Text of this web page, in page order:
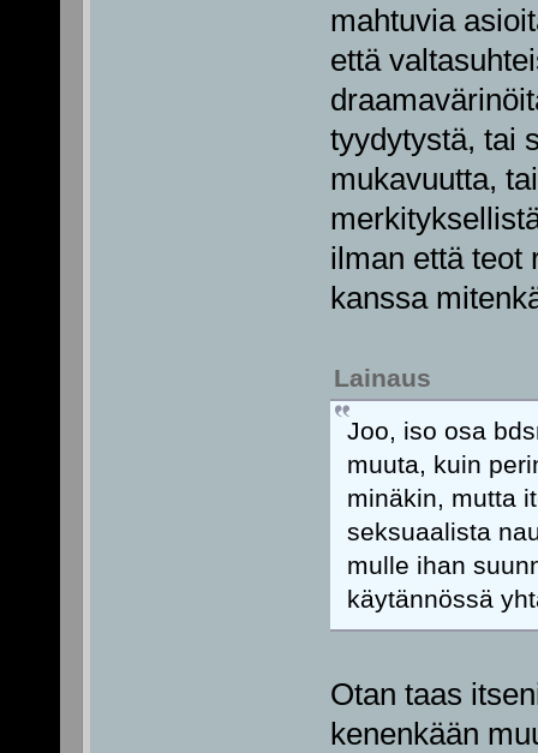
mahtuvia
että
tyydytystä, tai
mukavuutta,
ilman että teot
kanssa
Lainaus
Joo, iso osa
muuta, kuin
minäkin, mutta
seksuaalista
mulle ihan
käytännössä
Otan taas
kenenkään